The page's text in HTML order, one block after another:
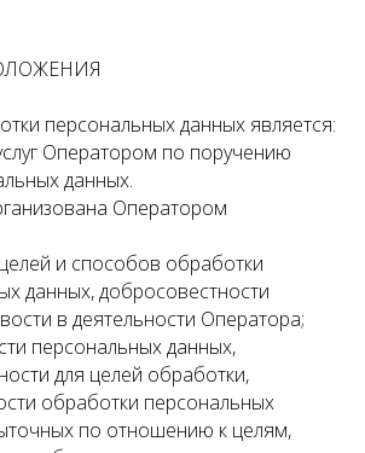
персональных данных является:
Оператором по поручению
данных.
Оператором
и способов обработки
данных, добросовестности
в деятельности Оператора;
персональных данных,
для целей обработки,
обработки персональных
по отношению к целям,